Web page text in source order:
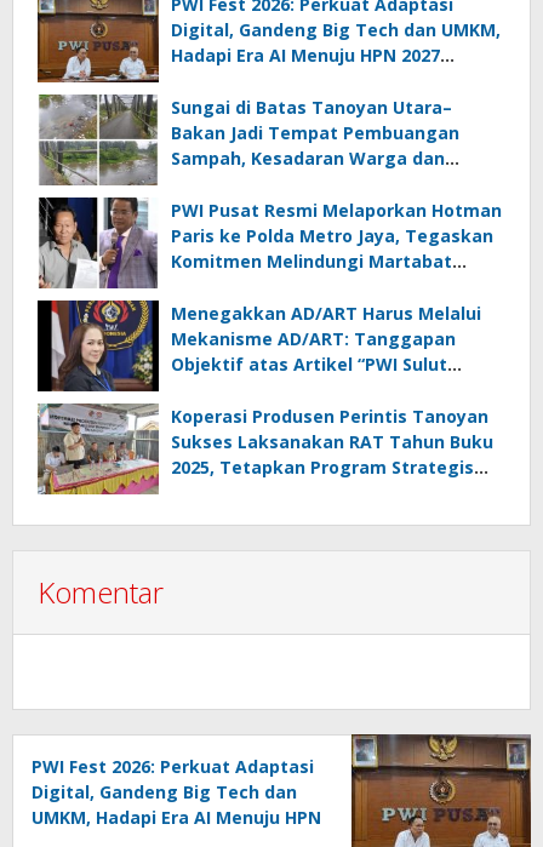
Digital, Gandeng Big Tech dan UMKM,
Hadapi Era AI Menuju HPN 2027
Sungai di Batas Tanoyan Utara–
Bakan Jadi Tempat Pembuangan
Sampah, Kesadaran Warga dan
PWI Pusat Resmi Melaporkan Hotman
Paris ke Polda Metro Jaya, Tegaskan
Komitmen Melindungi Martabat
Menegakkan AD/ART Harus Melalui
Mekanisme AD/ART: Tanggapan
Objektif atas Artikel “PWI Sulut
Melanggar Aturan”
Koperasi Produsen Perintis Tanoyan
Sukses Laksanakan RAT Tahun Buku
2025, Tetapkan Program Strategis
Komentar
PWI Fest 2026: Perkuat Adaptasi
Digital, Gandeng Big Tech dan
UMKM, Hadapi Era AI Menuju HPN